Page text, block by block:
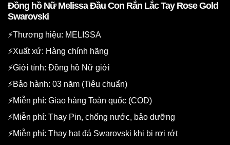
Đồng hồ Nữ Melissa Đầu Con Rắn Lắc Tay Rose Gold
Swarovski
⚡️Thương hiệu: MELISSA
⚡️Xuất xứ: Hàng chính hãng
⚡️Giới tính: Đồng hồ Nữ giới
⚡️Bảo hành: 03 năm (Tiêu chuẩn)
⚡️Miễn phí: Giao hàng Toàn quốc (COD)
⚡️Miễn phí: Thay Pin, chống nước, bảo dưỡng
⚡️Miễn phí: Thay hạt đá Swarovski khi bị rơi rớt